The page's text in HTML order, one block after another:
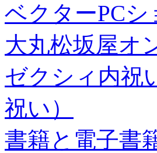
ベクターPCシ
大丸松坂屋オ
ゼクシィ内祝
祝い）
書籍と電子書